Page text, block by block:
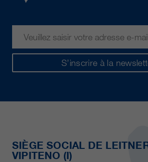
S’inscrire à la
SIÈGE SOCIAL DE
VIPITENO (I)